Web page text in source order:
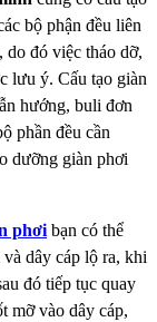
bộ phận đều liên
do đó việc tháo dỡ,
lưu ý. Cấu tạo giàn
hướng, buli đơn
phần đều cần
dưỡng giàn phơi
phơi bạn có thể
và dây cáp lộ ra, khi
đó tiếp tục quay
mỡ vào dây cáp,